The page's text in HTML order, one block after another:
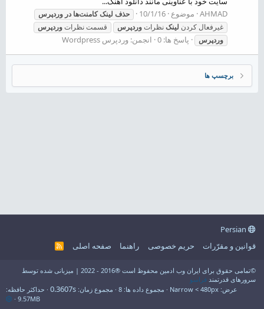
AHMAD موضوع 10/1/16 حذف لینککامنت‌ها در وردپرس
غیرفعال کردن لینکنظراتوردپرس قسمت نظراتوردپرس
وردپرس
پاسخ ها: 0 انجمن: وردپرس Wordpress
برچسپ ها
قوانین و مقرّرات
حریم خصوصی راهنما صفحه اصلی
R
©تمامی حقوق برای ایران وب ادمین محفوظ است ®2016 - 2022 | میزبانی شده توسط
سرورهای قدرتمند فراسو
عرض
مجموع داده ها 8 مجموع زمان 0.3607s
حداکثر حافظه
9.57MB